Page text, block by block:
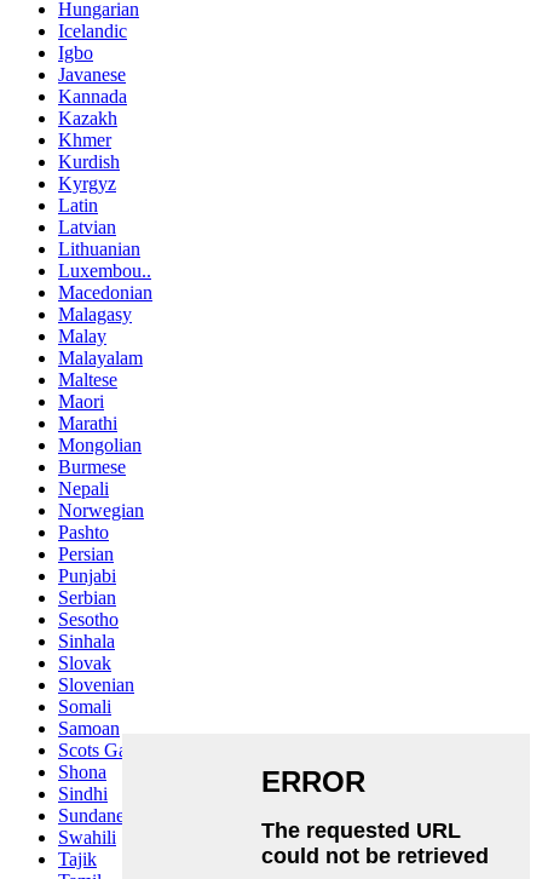
Hungarian
Icelandic
Igbo
Javanese
Kannada
Kazakh
Khmer
Kurdish
Kyrgyz
Latin
Latvian
Lithuanian
Luxembou..
Macedonian
Malagasy
Malay
Malayalam
Maltese
Maori
Marathi
Mongolian
Burmese
Nepali
Norwegian
Pashto
Persian
Punjabi
Serbian
Sesotho
Sinhala
Slovak
Slovenian
Somali
Samoan
Scots Gaelic
Shona
Sindhi
Sundanese
Swahili
Tajik